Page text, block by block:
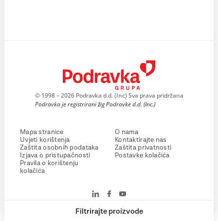
Filtrirajte proizvode
© 1998 – 2026 Podravka d.d. (Inc) Sva prava pridržana
Podravka je registrirani žig Podravke d.d. (Inc.)
Mapa stranice
Uvjeti korištenja
Zaštita osobnih podataka
Izjava o pristupačnosti
Pravila o korištenju
kolačića
O nama
Kontaktirajte nas
Zaštita privatnosti
Postavke kolačića